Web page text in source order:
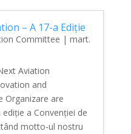
– A 17-a Ediție
Committee | mart.
Aviation
and
are
a Convenției de
motto-ul nostru